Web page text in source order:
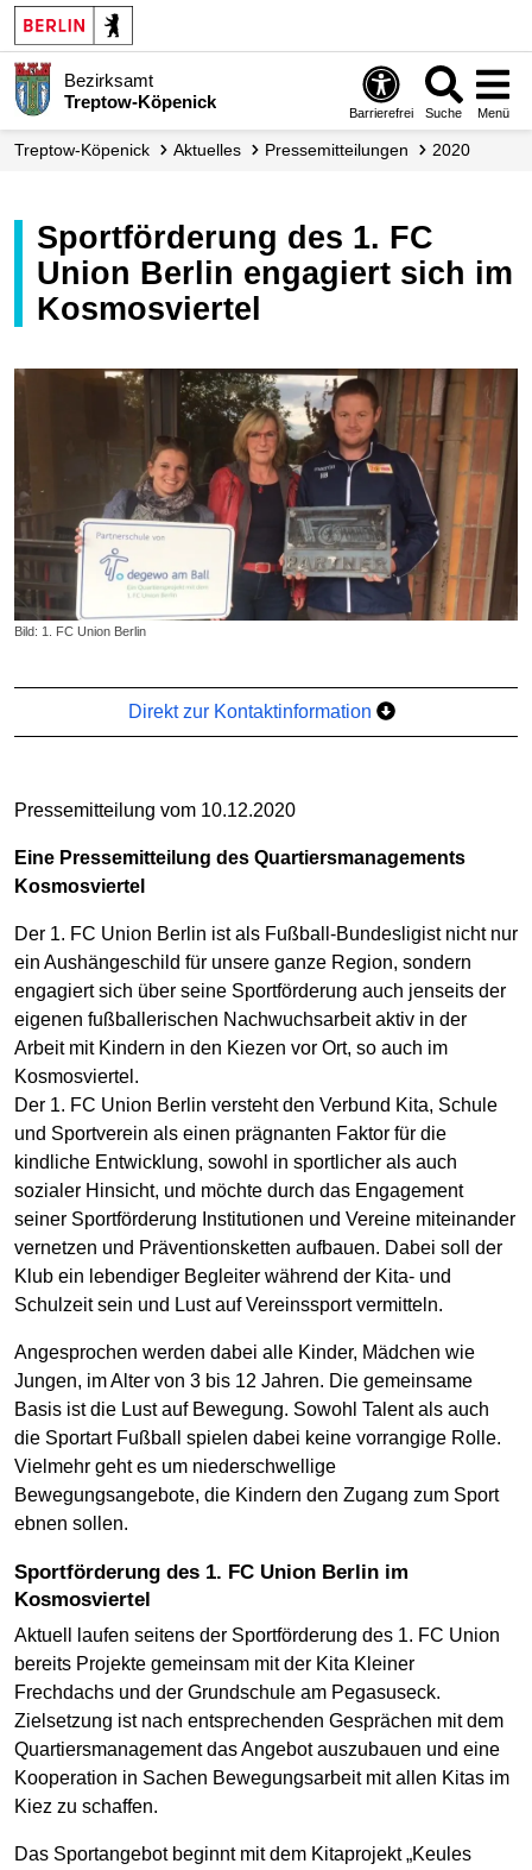
Bezirksamt
Treptow-Köpenick
Barrierefrei Suche Menü
Treptow-Köpenick Aktuelles Presse­mitteilungen 2020
Sportförderung des 1. FC
Union Berlin engagiert sich im
Kosmosviertel
Bild: 1. FC Union Berlin
Direkt zur Kontaktinformation
Pressemitteilung vom 10.12.2020
Eine Pressemitteilung des Quartiersmanagements
Kosmosviertel
Der 1. FC Union Berlin ist als Fußball-Bundesligist nicht nur
ein Aushängeschild für unsere ganze Region, sondern
engagiert sich über seine Sportförderung auch jenseits der
eigenen fußballerischen Nachwuchsarbeit aktiv in der
Arbeit mit Kindern in den Kiezen vor Ort, so auch im
Kosmosviertel.
Der 1. FC Union Berlin versteht den Verbund Kita, Schule
und Sportverein als einen prägnanten Faktor für die
kindliche Entwicklung, sowohl in sportlicher als auch
sozialer Hinsicht, und möchte durch das Engagement
seiner Sportförderung Institutionen und Vereine miteinander
vernetzen und Präventionsketten aufbauen. Dabei soll der
Klub ein lebendiger Begleiter während der Kita- und
Schulzeit sein und Lust auf Vereinssport vermitteln.
Angesprochen werden dabei alle Kinder, Mädchen wie
Jungen, im Alter von 3 bis 12 Jahren. Die gemeinsame
Basis ist die Lust auf Bewegung. Sowohl Talent als auch
die Sportart Fußball spielen dabei keine vorrangige Rolle.
Vielmehr geht es um niederschwellige
Bewegungsangebote, die Kindern den Zugang zum Sport
ebnen sollen.
Sportförderung des 1. FC Union Berlin im
Kosmosviertel
Aktuell laufen seitens der Sportförderung des 1. FC Union
bereits Projekte gemeinsam mit der Kita Kleiner
Frechdachs und der Grundschule am Pegasuseck.
Zielsetzung ist nach entsprechenden Gesprächen mit dem
Quartiersmanagement das Angebot auszubauen und eine
Kooperation in Sachen Bewegungsarbeit mit allen Kitas im
Kiez zu schaffen.
Das Sportangebot beginnt mit dem Kitaprojekt „Keules